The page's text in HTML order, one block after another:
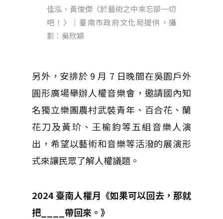
佳泓、黃俊傑〈於藝術之中來忘卻一切
吧！〉｜臺南市政府文化局提供，攝
影：吳欣穎
另外，安排於 9 月 7 日晚間在吳園戶外
圓形廣場舉辦人權音樂會，邀請國內知
名獨立樂團農村武裝青年、百合花、蘭
花刀及黃玠、王榆鈞等五組音樂人演
出，希望以藝術和音樂等活潑的展演形
式來讓民眾了解人權議題。
2024 臺南人權月《如果可以回去，那就
把____帶回來。》